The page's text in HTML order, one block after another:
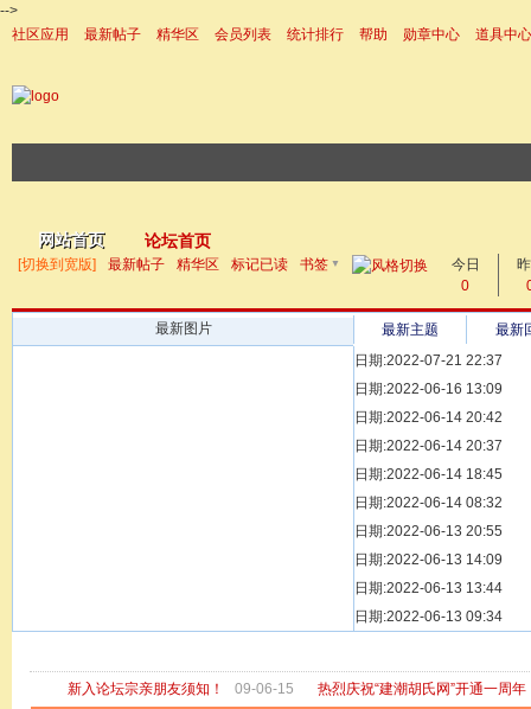
-->
社区应用
最新帖子 精华区 会员列表 统计排行 帮助 勋章中心
道具中心
网站首页 论坛首页
帖子
[切换到宽版] 最新帖子 精华区 标记已读 书签 ▼
今日
0
最新图片 最新主题
最新
日期:2022-07-21 22:37
[ 宗亲新闻 ] 同为宗亲，血
日期:2022-06-16 13:09
[ 族谱知识 ] 漫话辈份
日期:2022-06-14 20:42
[ 族谱知识 ] 修族谱的用字
日期:2022-06-14 20:37
[ 族谱知识 ] 一元等于多少
日期:2022-06-14 18:45
[ 散文随笔 ] 写给远在天堂
日期:2022-06-14 08:32
[ 宗亲新闻 ] 关于“金鸡落洋
日期:2022-06-13 20:55
[ 庙堂宗祠 ] 洽礼祖祠
日期:2022-06-13 14:09
[ 庙堂宗祠 ] 京华胡氏二世
日期:2022-06-13 13:44
[ 庙堂宗祠 ] 祖祠、家庙
日期:2022-06-13 09:34
新入论坛宗亲朋友须知！ 09-06-15 热烈庆祝“建潮胡氏网”开通一周年